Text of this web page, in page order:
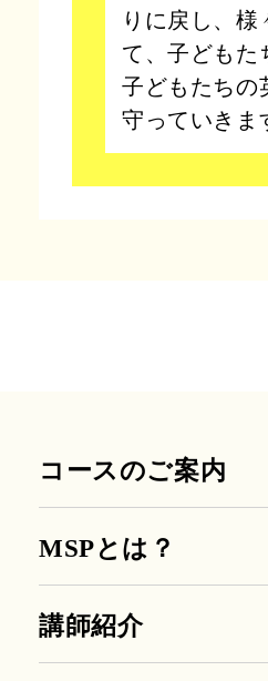
りに戻し、様
て、子どもた
子どもたちの
守っていきま
コースのご案内
MSPとは？
講師紹介